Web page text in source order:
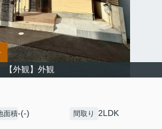
【外観】外観
面積-(-) 間取り 2LDK